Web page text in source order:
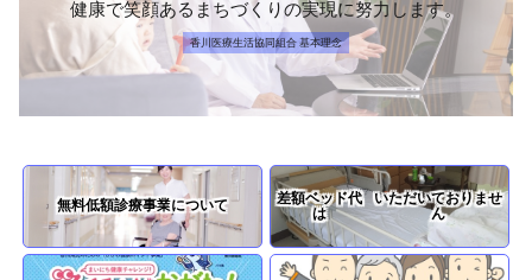
健康で笑顔あるまちづくりの実現に努力します。
香川医療生活協同組合 基本理念
無料低額診療事業について
差額ベッド代
は
いただいておりませ
ん